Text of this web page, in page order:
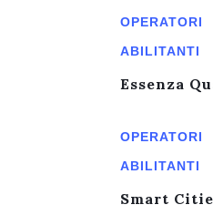
OPERATORI
ABILITANTI
Essenza
OPERATORI
ABILITANTI
Smart